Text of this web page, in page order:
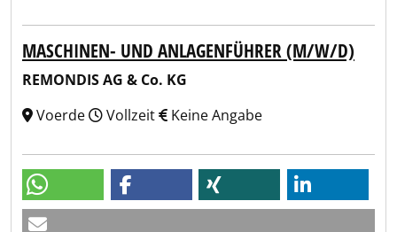
MASCHINEN- UND ANLAGENFÜHRER (M/W/D)
REMONDIS AG & Co. KG
Voerde
Vollzeit Keine Angabe